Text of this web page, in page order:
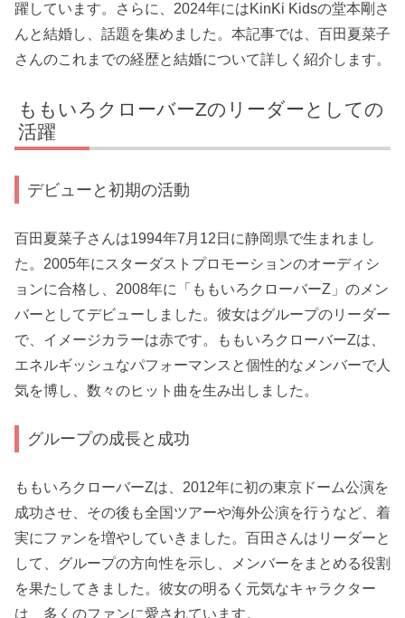
躍しています。さらに、2024年にはKinKi Kidsの堂本剛さ
んと結婚し、話題を集めました。本記事では、百田夏菜子
さんのこれまでの経歴と結婚について詳しく紹介します。
ももいろクローバーZのリーダーとしての
活躍
デビューと初期の活動
百田夏菜子さんは1994年7月12日に静岡県で生まれまし
た。2005年にスターダストプロモーションのオーディシ
ョンに合格し、2008年に「ももいろクローバーZ」のメン
バーとしてデビューしました。彼女はグループのリーダー
で、イメージカラーは赤です。ももいろクローバーZは、
エネルギッシュなパフォーマンスと個性的なメンバーで人
気を博し、数々のヒット曲を生み出しました。
グループの成長と成功
ももいろクローバーZは、2012年に初の東京ドーム公演を
成功させ、その後も全国ツアーや海外公演を行うなど、着
実にファンを増やしていきました。百田さんはリーダーと
して、グループの方向性を示し、メンバーをまとめる役割
を果たしてきました。彼女の明るく元気なキャラクター
は、多くのファンに愛されています。